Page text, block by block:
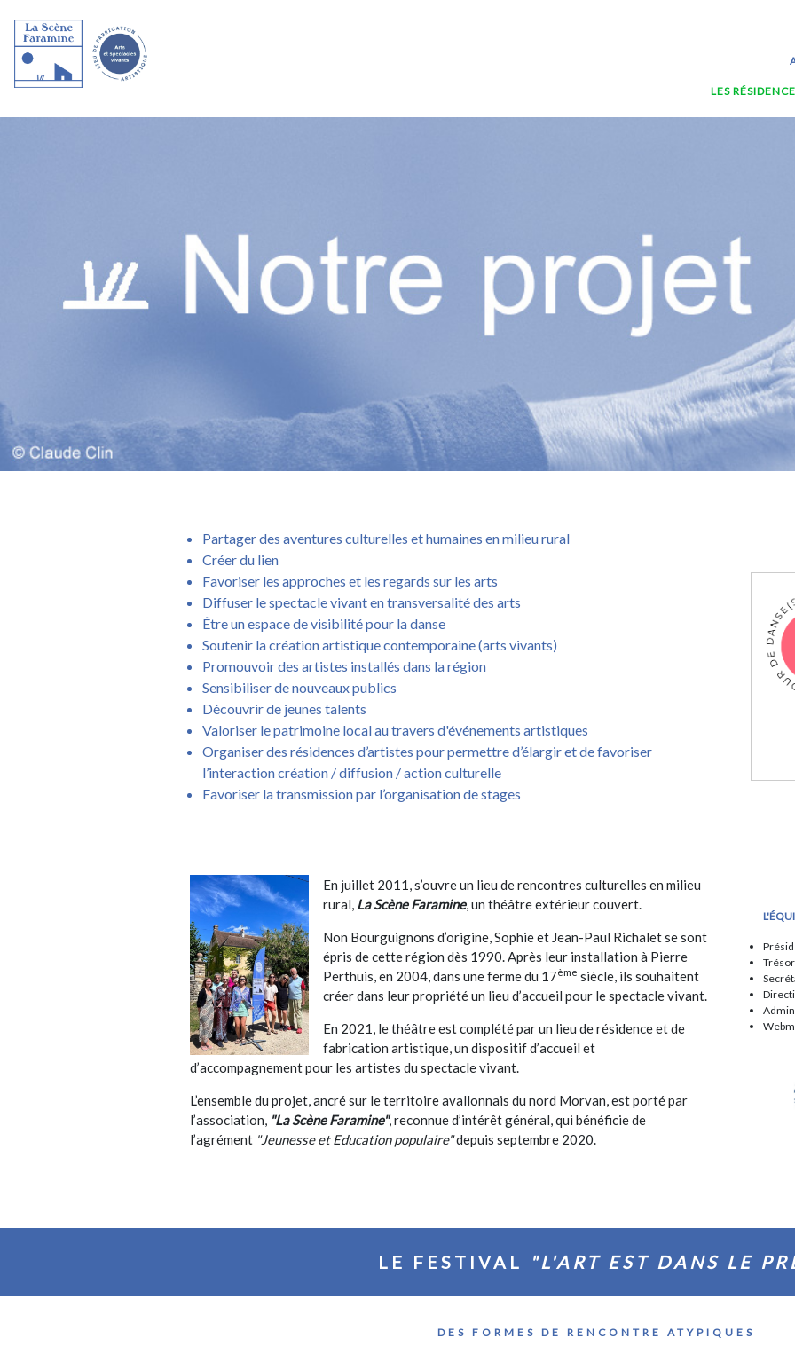
LES
Partager des aventures culturelles et humaines en milieu rural
Créer du lien
Favoriser les approches et les regards sur les arts
Diffuser le spectacle vivant en transversalité des arts
Être un espace de visibilité pour la danse
Soutenir la création artistique contemporaine (arts vivants)
Promouvoir des artistes installés dans la région
Sensibiliser de nouveaux publics
Découvrir de jeunes talents
Valoriser le patrimoine local au travers d'événements artistiques
Organiser des résidences d’artistes pour permettre d’élargir et de favoriser
l’interaction création / diffusion / action culturelle
Favoriser la transmission par l’organisation de stages
En juillet 2011, s’ouvre un lieu de rencontres culturelles en milieu
rural, La Scène Faramine, un théâtre extérieur couvert.
Non Bourguignons d’origine, Sophie et Jean-Paul Richalet se sont
épris de cette région dès 1990. Après leur installation à Pierre
Perthuis, en 2004, dans une ferme du 17ème siècle, ils souhaitent
créer dans leur propriété un lieu d’accueil pour le spectacle vivant.
En 2021, le théâtre est complété par un lieu de résidence et de
fabrication artistique, un dispositif d’accueil et
d’accompagnement pour les artistes du spectacle vivant.
L’ensemble du projet, ancré sur le territoire avallonnais du nord Morvan, est porté par
l’association, "La Scène Faramine", reconnue d’intérêt général, qui bénéficie de
l’agrément "Jeunesse et Education populaire"depuis septembre 2020.
LE FESTIVAL "L'ART EST DANS LE
DES FORMES DE RENCONTRE ATYPIQUES